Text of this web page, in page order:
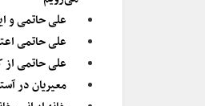
علی حاتمی و
علی حاتمی
علی حاتمی از
معیریان در